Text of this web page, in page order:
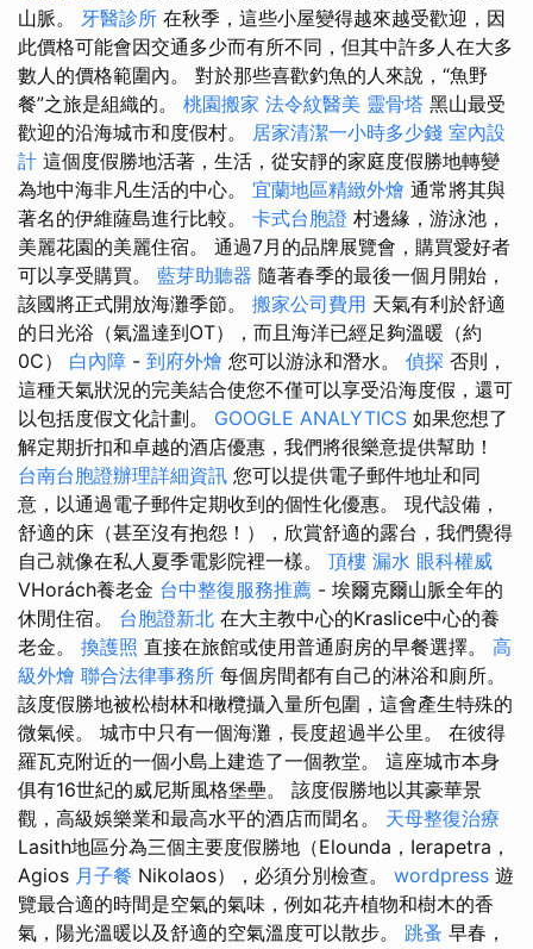
山脈。 牙醫診所 在秋季，這些小屋變得越來越受歡迎，因
此價格可能會因交通多少而有所不同，但其中許多人在大多
數人的價格範圍內。 對於那些喜歡釣魚的人來說，“魚野
餐”之旅是組織的。 桃園搬家 法令紋醫美 靈骨塔 黑山最受
歡迎的沿海城市和度假村。 居家清潔一小時多少錢 室內設
計 這個度假勝地活著，生活，從安靜的家庭度假勝地轉變
為地中海非凡生活的中心。 宜蘭地區精緻外燴 通常將其與
著名的伊維薩島進行比較。 卡式台胞證 村邊緣，游泳池，
美麗花園的美麗住宿。 通過7月的品牌展覽會，購買愛好者
可以享受購買。 藍芽助聽器 隨著春季的最後一個月開始，
該國將正式開放海灘季節。 搬家公司費用 天氣有利於舒適
的日光浴（氣溫達到OT），而且海洋已經足夠溫暖（約
0C） 白內障 - 到府外燴 您可以游泳和潛水。 偵探 否則，
這種天氣狀況的完美結合使您不僅可以享受沿海度假，還可
以包括度假文化計劃。 GOOGLE ANALYTICS 如果您想了
解定期折扣和卓越的酒店優惠，我們將很樂意提供幫助！
台南台胞證辦理詳細資訊 您可以提供電子郵件地址和同
意，以通過電子郵件定期收到的個性化優惠。 現代設備，
舒適的床（甚至沒有抱怨！），欣賞舒適的露台，我們覺得
自己就像在私人夏季電影院裡一樣。 頂樓 漏水 眼科權威
VHorách養老金 台中整復服務推薦 - 埃爾克爾山脈全年的
休閒住宿。 台胞證新北 在大主教中心的Kraslice中心的養
老金。 換護照 直接在旅館或使用普通廚房的早餐選擇。 高
級外燴 聯合法律事務所 每個房間都有自己的淋浴和廁所。
該度假勝地被松樹林和橄欖攝入量所包圍，這會產生特殊的
微氣候。 城市中只有一個海灘，長度超過半公里。 在彼得
羅瓦克附近的一個小島上建造了一個教堂。 這座城市本身
俱有16世紀的威尼斯風格堡壘。 該度假勝地以其豪華景
觀，高級娛樂業和最高水平的酒店而聞名。 天母整復治療
Lasith地區分為三個主要度假勝地（Elounda，Ierapetra，
Agios 月子餐 Nikolaos），必須分別檢查。 wordpress 遊
覽最合適的時間是空氣的氣味，例如花卉植物和樹木的香
氣，陽光溫暖以及舒適的空氣溫度可以散步。 跳蚤 早春，